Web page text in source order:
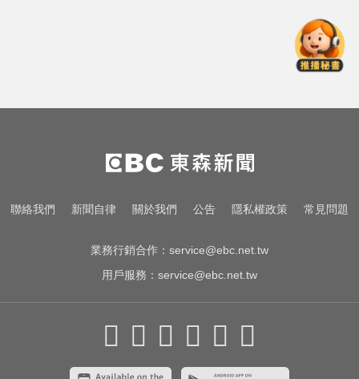
重恐洗腎
NBA／獨行俠、火箭10月登陸澳
門！所有資訊一次看
MLB／李灝宇坐9局板凳不打緊！10
聯絡我們 新聞自律 關於我們 公告 隱私權政策 常見問題
業務行銷合作： service@ebc.net.tw
用戶服務： service@ebc.net.tw